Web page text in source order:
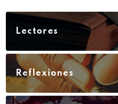
Lectores
Reflexiones